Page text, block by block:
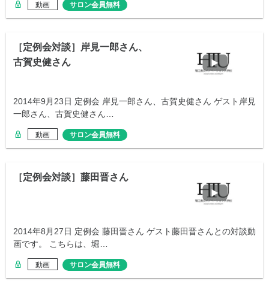
動画 サロン会員無料
［定例会対談］岸見一郎さん、
古賀史健さん
2014年9月23日 定例会 岸見一郎さん、古賀史健さん ゲスト岸見
一郎さん、古賀史健さん…
動画 サロン会員無料
［定例会対談］藤田晋さん
2014年8月27日 定例会 藤田晋さん ゲスト藤田晋さんとの対談動
画です。 こちらは、堀…
動画 サロン会員無料